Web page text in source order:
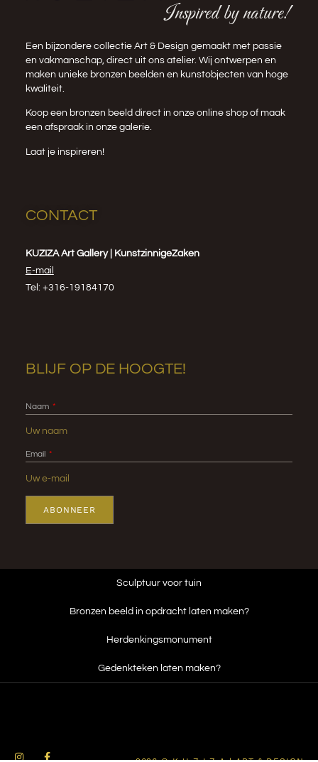
Inspired by nature!
Een bijzondere collectie Art & Design gemaakt met passie
en vakmanschap, direct uit ons atelier. Wij ontwerpen en
maken unieke bronzen beelden en kunstobjecten van hoge
kwaliteit.
Koop een bronzen beeld direct in onze online shopof maak
een afspraak in onze galerie.
Laat je inspireren!
CONTACT
KUZIZA Art Gallery | KunstzinnigeZaken
E-mail
Tel: +316-19184170
BLIJF OP DE HOOGTE!
Naam
Email
ABONNEER
Sculptuur voor tuin
Bronzen beeld in opdracht laten maken?
Herdenkingsmonument
Gedenkteken laten maken?